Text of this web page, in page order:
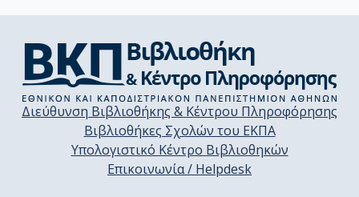
Διεύθυνση Βιβλιοθήκης & Κέντρου Πληροφόρησης
Βιβλιοθήκες Σχολών του ΕΚΠΑ
Υπολογιστικό Κέντρο Βιβλιοθηκών
Επικοινωνία / Helpdesk